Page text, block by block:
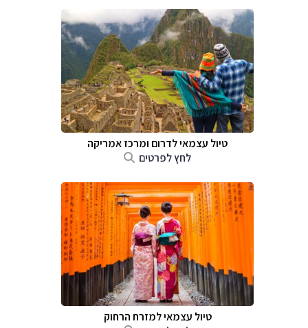
טיול עצמאי לדרום ומרכז אמריקה
לחץ לפרטים
טיול עצמאי למזרח הרחוק